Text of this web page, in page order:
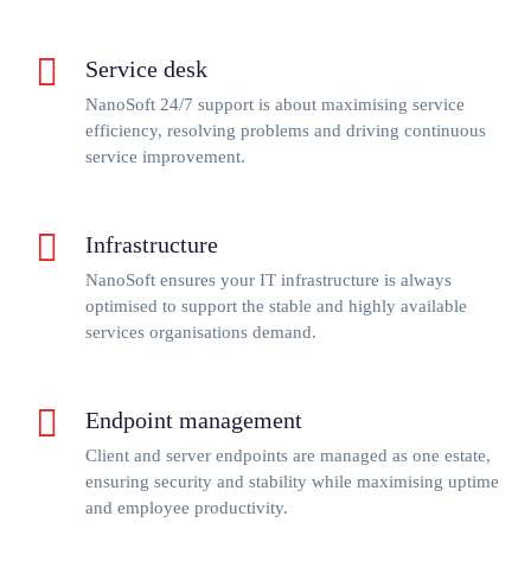
Service desk
NanoSoft 24/7 support is about maximising service
efficiency, resolving problems and driving continuous
service improvement.
Infrastructure
NanoSoft ensures your IT infrastructure is always
optimised to support the stable and highly available
services organisations demand.
Endpoint management
Client and server endpoints are managed as one estate,
ensuring security and stability while maximising uptime
and employee productivity.